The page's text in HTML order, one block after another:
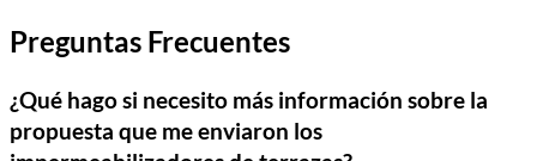
Preguntas Frecuentes
¿Qué hago si necesito más información sobre la
propuesta que me enviaron los